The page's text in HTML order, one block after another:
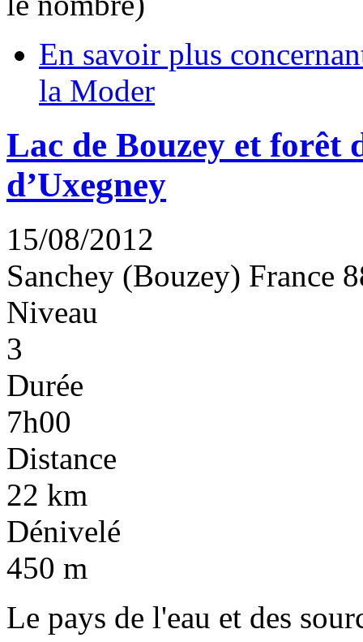
En savoir plus
la Moder
Lac de Bouzey et forêt
d’Uxegney
15/08/2012
Sanchey (Bouzey) France
Niveau
3
Durée
7h00
Distance
22 km
Dénivelé
450 m
Le pays de l'eau et des